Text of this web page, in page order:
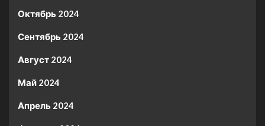
Октябрь 2024
Сентябрь 2024
Август 2024
Май 2024
Апрель 2024